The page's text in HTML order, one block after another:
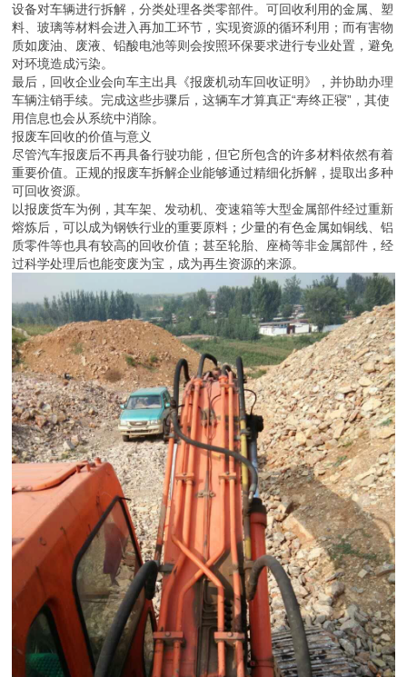
设备对车辆进行拆解，分类处理各类零部件。可回收利用的金属、塑
料、玻璃等材料会进入再加工环节，实现资源的循环利用；而有害物
质如废油、废液、铅酸电池等则会按照环保要求进行专业处置，避免
对环境造成污染。
最后，回收企业会向车主出具《报废机动车回收证明》，并协助办理
车辆注销手续。完成这些步骤后，这辆车才算真正“寿终正寝”，其使
用信息也会从系统中消除。
报废车回收的价值与意义
尽管汽车报废后不再具备行驶功能，但它所包含的许多材料依然有着
重要价值。正规的报废车拆解企业能够通过精细化拆解，提取出多种
可回收资源。
以报废货车为例，其车架、发动机、变速箱等大型金属部件经过重新
熔炼后，可以成为钢铁行业的重要原料；少量的有色金属如铜线、铝
质零件等也具有较高的回收价值；甚至轮胎、座椅等非金属部件，经
过科学处理后也能变废为宝，成为再生资源的来源。